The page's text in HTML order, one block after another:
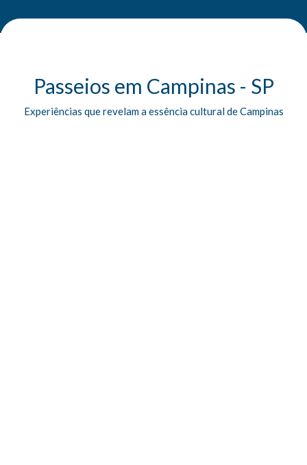
Passeios em Campinas - SP
Experiências que revelam a essência cultural de Campinas